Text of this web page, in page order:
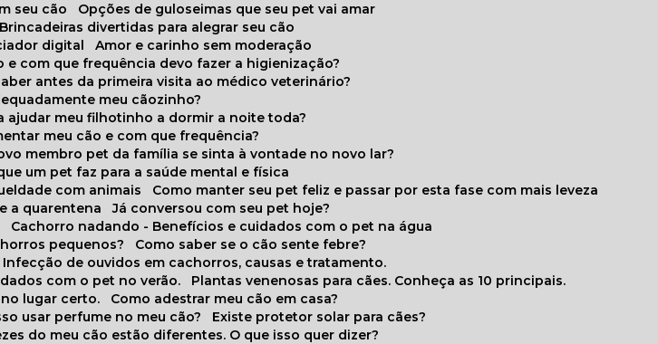
seu cão
Opções de guloseimas que seu pet vai amar
5 Brincadeiras divertidas para alegrar seu cão
digital
Amor e carinho sem moderação
e com que frequência devo fazer a higienização?
antes da primeira visita ao médico veterinário?
meu cãozinho?
ajudar meu filhotinho a dormir a noite toda?
meu cão e com que frequência?
membro pet da família se sinta à vontade no novo lar?
um pet faz para a saúde mental e física
com animais
Como manter seu pet feliz e passar por esta fase com mais leveza
a quarentena
Já conversou com seu pet hoje?
Cachorro nadando - Benefícios e cuidados com o pet na água
pequenos?
Como saber se o cão sente febre?
Infecção de ouvidos em cachorros, causas e tratamento.
com o pet no verão.
Plantas venenosas para cães. Conheça as 10 principais.
no lugar certo.
Como adestrar meu cão em casa?
usar perfume no meu cão?
Existe protetor solar para cães?
do meu cão estão diferentes. O que isso quer dizer?